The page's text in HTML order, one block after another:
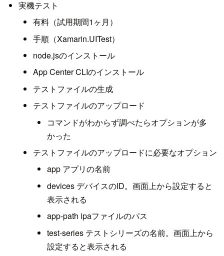
実機テスト
有料（試用期間1ヶ月）
手順（Xamarin.UITest）
node.jsのインストール
App Center CLIのインストール
テストファイルの生成
テストファイルのアップロード
コマンドがわからず調べたらオプションが多
かった
テストファイルのアップロードに必要なオプション
app アプリの名前
devices デバイスのID。画面上から設定すると
表示される
app-path ipaファイルのパス
test-series テストシリーズの名前。画面上から
設定すると表示される